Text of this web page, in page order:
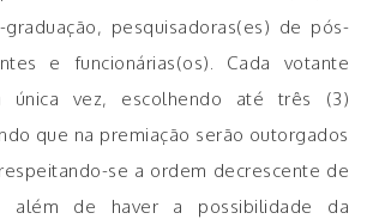
pesquisadoras(es) de pós-
e funcionárias(os). Cada votante
única vez, escolhendo até três (3)
que na premiação serão outorgados
se a ordem decrescente de
além de haver a possibilidade da